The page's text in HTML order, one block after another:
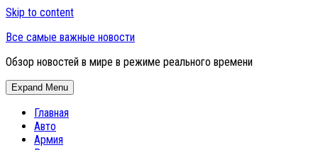
Skip to content
Все самые важные новости
Обзор новостей в мире в режиме реального времени
Expand Menu
Главная
Авто
Армия